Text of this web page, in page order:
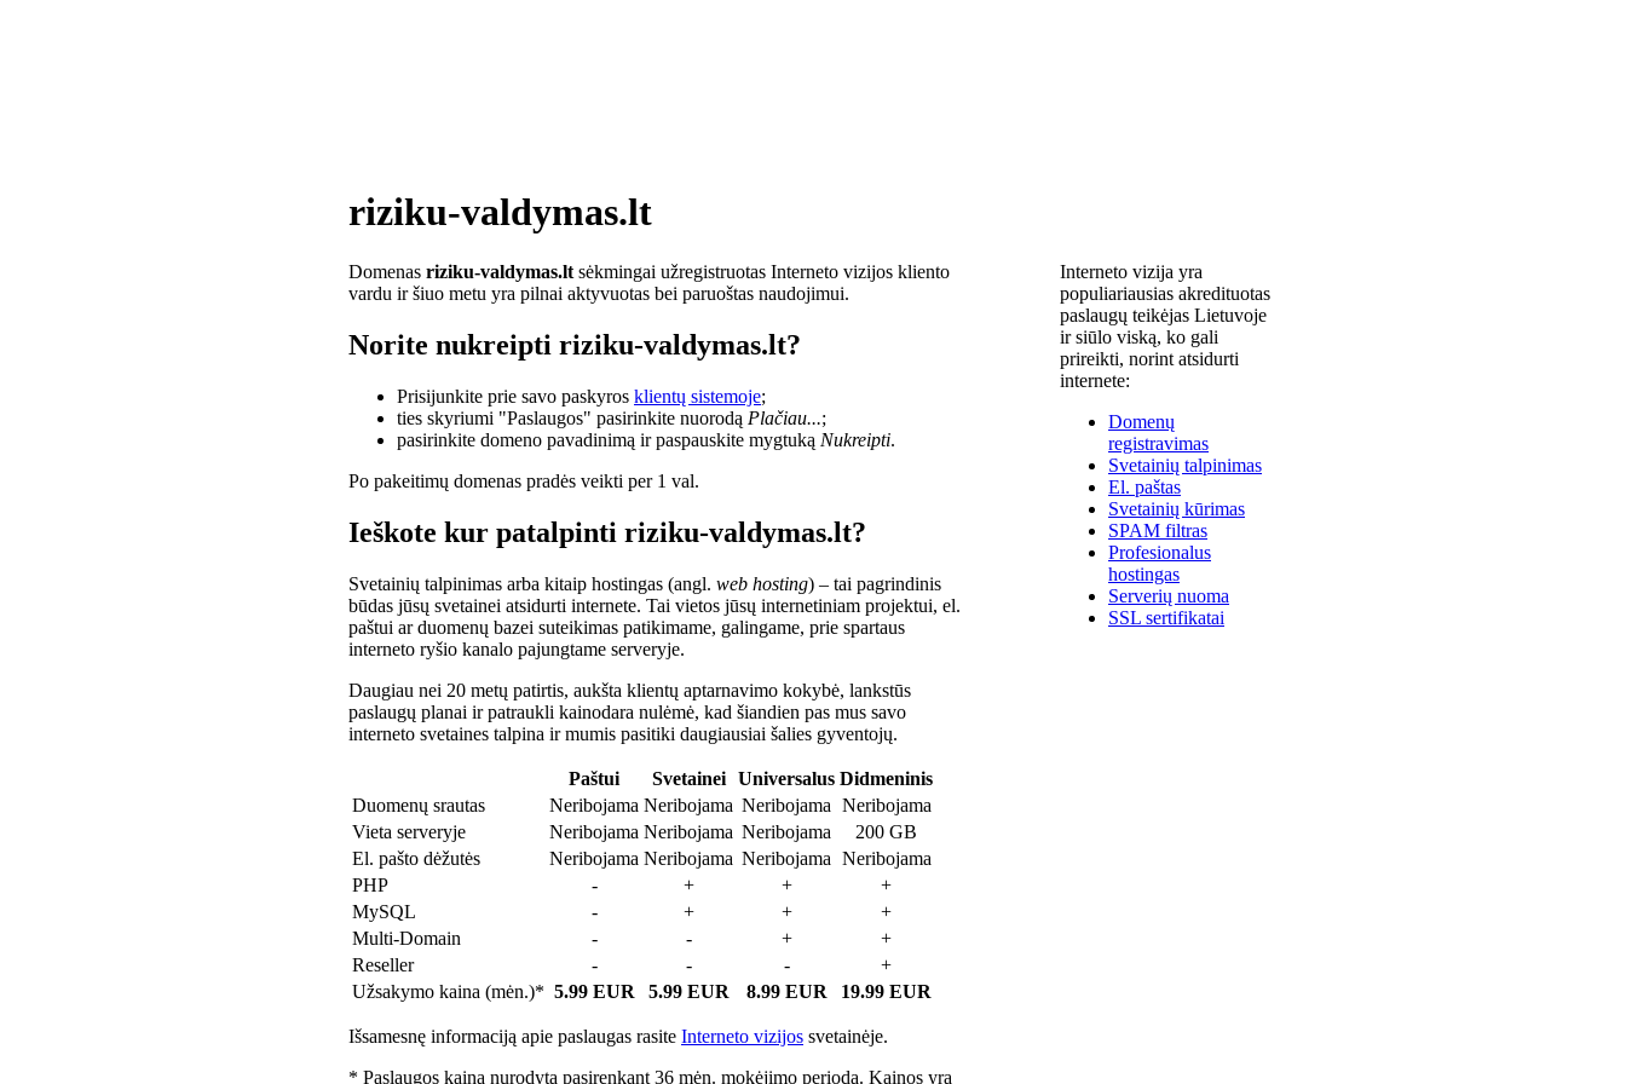
riziku-valdymas.lt
Domenas riziku-valdymas.lt sėkmingai užregistruotas Interneto vizijos kliento
vardu ir šiuo metu yra pilnai aktyvuotas bei paruoštas naudojimui.
Norite nukreipti riziku-valdymas.lt?
Prisijunkite prie savo paskyros klientų sistemoje;
ties skyriumi "Paslaugos" pasirinkite nuorodą Plačiau...;
pasirinkite domeno pavadinimą ir paspauskite mygtuką Nukreipti.
Po pakeitimų domenas pradės veikti per 1 val.
Ieškote kur patalpinti riziku-valdymas.lt?
Svetainių talpinimas arba kitaip hostingas (angl. web hosting) – tai pagrindinis
būdas jūsų svetainei atsidurti internete. Tai vietos jūsų internetiniam projektui, el.
paštui ar duomenų bazei suteikimas patikimame, galingame, prie spartaus
interneto ryšio kanalo pajungtame serveryje.
Daugiau nei 20 metų patirtis, aukšta klientų aptarnavimo kokybė, lankstūs
paslaugų planai ir patraukli kainodara nulėmė, kad šiandien pas mus savo
interneto svetaines talpina ir mumis pasitiki daugiausiai šalies gyventojų.
Paštui Svetainei Universalus Didmeninis
Duomenų srautas
Neribojama Neribojama Neribojama Neribojama
Vieta serveryje
Neribojama Neribojama Neribojama
200 GB
El. pašto dėžutės
Neribojama Neribojama Neribojama Neribojama
PHP
- + +
+
MySQL
- + +
+
Multi-Domain
- - +
+
Reseller
- - -
+
Užsakymo kaina (mėn.)* 5.99 EUR 5.99 EUR 8.99 EUR 19.99 EUR
Išsamesnę informaciją apie paslaugas rasite Interneto vizijos svetainėje.
* Paslaugos kaina nurodyta pasirenkant 36 mėn. mokėjimo periodą. Kainos yra
Interneto vizija yra
populiariausias akredituotas
paslaugų teikėjas Lietuvoje
ir siūlo viską, ko gali
prireikti, norint atsidurti
internete:
Domenų
registravimas
Svetainių talpinimas
El. paštas
Svetainių kūrimas
SPAM filtras
Profesionalus
hostingas
Serverių nuoma
SSL sertifikatai